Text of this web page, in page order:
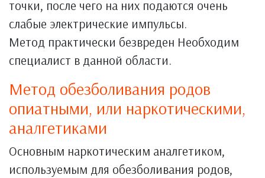
точки, после чего на них подаются очень
слабые электрические импульсы.
Метод практически безвреден Необходим
специалист в данной области.
Метод обезболивания родов
опиатными, или наркотическими,
аналгетиками
Основным наркотическим аналгетиком,
используемым для обезболивания родов,